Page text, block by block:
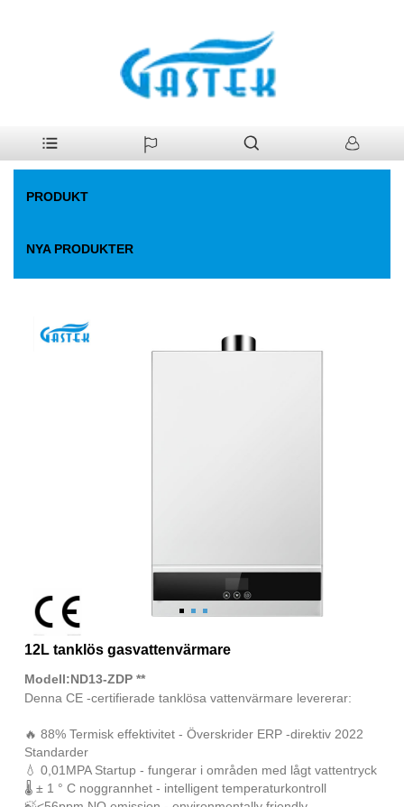
Fan-Forced Constant Temp.
PRODUKT
NYA PRODUKTER
12L tanklös gasvattenvärmare
Modell:ND13-ZDP **
Denna CE -certifierade tanklösa vattenvärmare levererar:
🔥 88% Termisk effektivitet - Överskrider ERP -direktiv 2022
Standarder
💧 0,01MPA Startup - fungerar i områden med lågt vattentryck
🌡 ± 1 ° C noggrannhet - intelligent temperaturkontroll